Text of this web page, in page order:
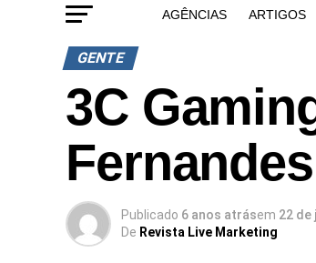
AGÊNCIAS ARTIGOS
GENTE
3C
Publicado 6 anos atrásem 22 de
De Revista Live Marketing